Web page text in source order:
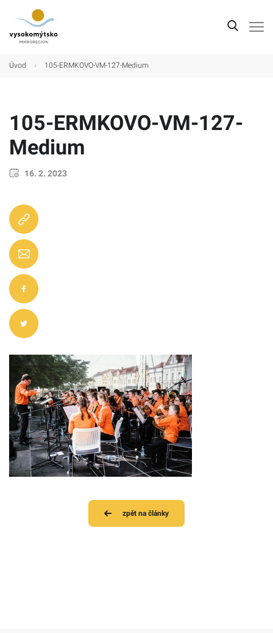
Úvod › 105-ERMKOVO-VM-127-Medium
105-ERMKOVO-VM-127-
Medium
16. 2. 2023
zpět na články
Úvod
Turistické cíle